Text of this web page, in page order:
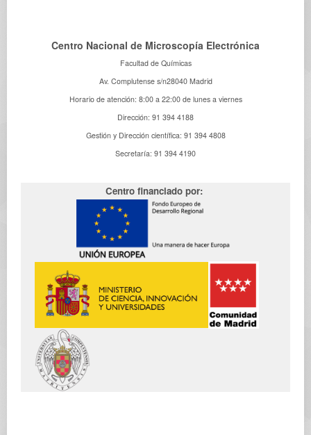
Centro Nacional de Microscopía Electrónica
Facultad de Químicas
Av. Complutense s/n28040 Madrid
Horario de atención: 8:00 a 22:00 de lunes a viernes
Dirección: 91 394 4188
Gestión y Dirección científica: 91 394 4808
Secretaría: 91 394 4190
Centro financiado por: